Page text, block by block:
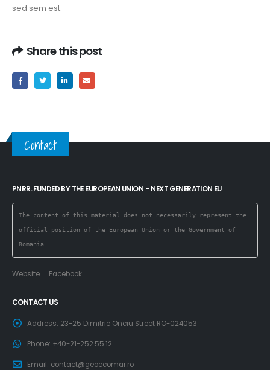
sed sem est.
Share this post
Contact
PNRR. FUNDED BY THE EUROPEAN UNION – NEXT GENERATION EU
The content of this material does not necessarily represent the
official position of the European Union or the Government of
Romania.
Website Facebook
CONTACT US
Address: 23-25 Dimitrie Onciu Street RO-024053
Phone: +40-21-252.55.12
Email: contact@geoecomar.ro